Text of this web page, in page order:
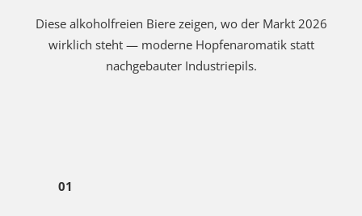
Diese alkoholfreien Biere zeigen, wo der Markt 2026
wirklich steht — moderne Hopfenaromatik statt
nachgebauter Industriepils.
01